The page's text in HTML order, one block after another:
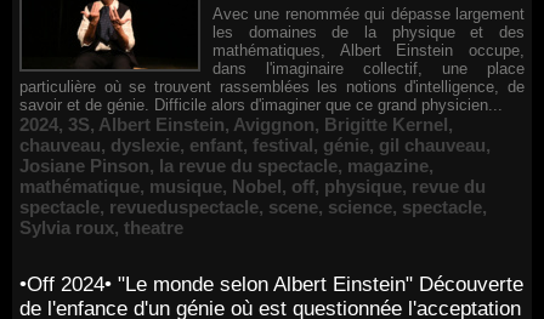
Avec une renommée qui dépasse largement
les domaines de la physique et des
mathématiques, Albert Einstein occupe,
dans l'imaginaire collectif, une place
particulière où se trouvent rassemblées les notions d'intelligence, de
savoir et de génie. Difficile alors d'imaginer que ce grand physicien...
2024, 3S, Albert Einstein, Aviggnon, Brigitte Kernel,
chauveau, dyslexie, enfant, festival, génie, gil chauveau,
Josiane Pinson, la revue du spectacle, magazine,
mathématique, musique, Nobel, off, physique, revue du
spectacle, revueduspectacle, scene, science, spectacle,
Sylvia roux, theatre
•Off 2024• "Le monde selon Albert Einstein" Découverte
de l'enfance d'un génie où est questionnée l'acceptation